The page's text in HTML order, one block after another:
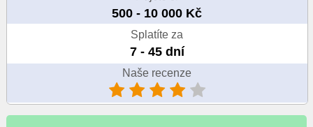
500 - 10 000 Kč
Splatíte za
7 - 45 dní
Naše recenze